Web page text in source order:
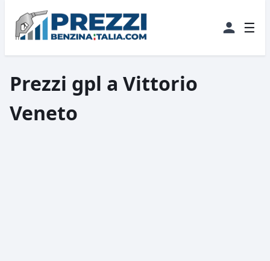
☰
Prezzi gpl a Vittorio
Veneto